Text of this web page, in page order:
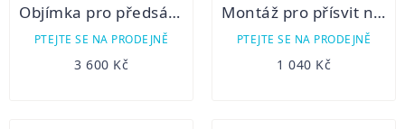
Objímka pro předsádku Thunder 2.0
PTEJTE SE NA PRODEJNĚ
3 600 Kč
Montáž pro přísvit na Hikmicro Alpex
PTEJTE SE NA PRODEJNĚ
1 040 Kč